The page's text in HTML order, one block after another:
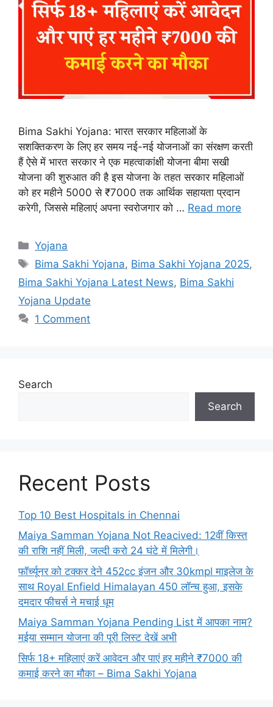
Bima Sakhi Yojana: भारत सरकार महिलाओं के
सशक्तिकरण के लिए हर समय नई-नई योजनाओं का संरक्षण करती
हैं ऐसे में भारत सरकार ने एक महत्वाकांक्षी योजना बीमा सखी
योजना की शुरुआत की है इस योजना के तहत सरकार महिलाओं
को हर महीने 5000 से ₹7000 तक आर्थिक सहायता प्रदान
करेगी, जिससे महिलाएं अपना स्वरोजगार को … Read more
Categories
Yojana
Tags
Bima Sakhi Yojana, Bima Sakhi Yojana 2025,
Bima Sakhi Yojana Latest News, Bima Sakhi
Yojana Update
1 Comment
Search
Search
Recent Posts
Top 10 Best Hospitals in Chennai
Maiya Samman Yojana Not Reacived: 12वीं किस्त
की राशि नहीं मिली, जल्दी करो 24 घंटे में मिलेगी।
फॉर्च्यूनर को टक्कर देने 452cc इंजन और 30kmpl माइलेज के
साथ Royal Enfield Himalayan 450 लॉन्च हुआ, इसके
दमदार फीचर्स ने मचाई धूम
Maiya Samman Yojana Pending List में आपका नाम?
मईया सम्मान योजना की पूरी लिस्ट देखें अभी
सिर्फ 18+ महिलाएं करें आवेदन और पाएं हर महीने ₹7000 की
कमाई करने का मौका – Bima Sakhi Yojana